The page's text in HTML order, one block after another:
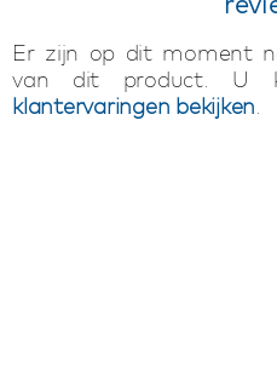
Er zijn op dit moment
van dit product. U
klantervaringen bekijken.